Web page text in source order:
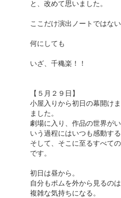
と、改めて思いました。
ここだけ演出ノートではない
何にしても
いざ、千穐楽！！
【５月２９日】
小屋入りから初日の幕開け
ました。
劇場に入り、作品の世界が
いう過程にはいつも感動する
そして、そこに至るすべて
です。
初日は昼から。
自分もポムを外から見るの
複雑な気持ちになる。